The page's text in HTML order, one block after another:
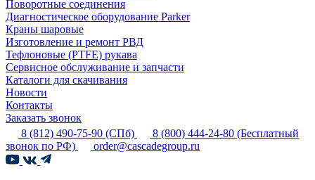
Поворотные соединения
Диагностическое оборудование Parker
Краны шаровые
Изготовление и ремонт РВД
Тефлоновые (PTFE) рукава
Сервисное обслуживание и запчасти
Каталоги для скачивания
Новости
Контакты
Заказать звонок
8 (812) 490-75-90 (СПб) 8 (800) 444-24-80 (Бесплатный
звонок по РФ)
order@cascadegroup.ru